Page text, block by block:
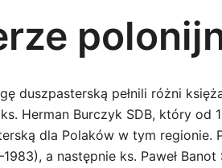
duszpasterską pełnili różni
Herman Burczyk SDB, który od
dla Polaków w tym regionie.
a następnie ks. Paweł Banot